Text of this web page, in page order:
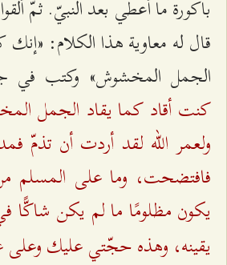
باكورة ما أعطي بعد النبيّ. ثمّ
قال له معاوية هذا الكلام:
الجمل المخشوش» وكتب في
كنت أقاد كما يقاد الجمل
ولعمر الله لقد أردت أن
فافتضحت، وما على
يكون مظلومًا ما لم يكن شاكًّا
يقينه، وهذه حجّتي عليك وعلى